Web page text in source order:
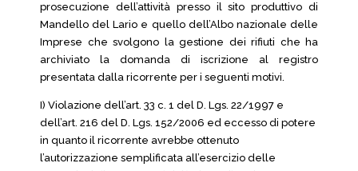
prosecuzione dell’attività presso il sito produttivo di
Mandello del Lario e quello dell’Albo nazionale delle
Imprese che svolgono la gestione dei rifiuti che ha
archiviato la domanda di iscrizione al registro
presentata dalla ricorrente per i seguenti motivi.
I) Violazione dell’art. 33 c. 1 del D. Lgs. 22/1997 e
dell’art. 216 del D. Lgs. 152/2006 ed eccesso di potere
in quanto il ricorrente avrebbe ottenuto
l’autorizzazione semplificata all’esercizio delle